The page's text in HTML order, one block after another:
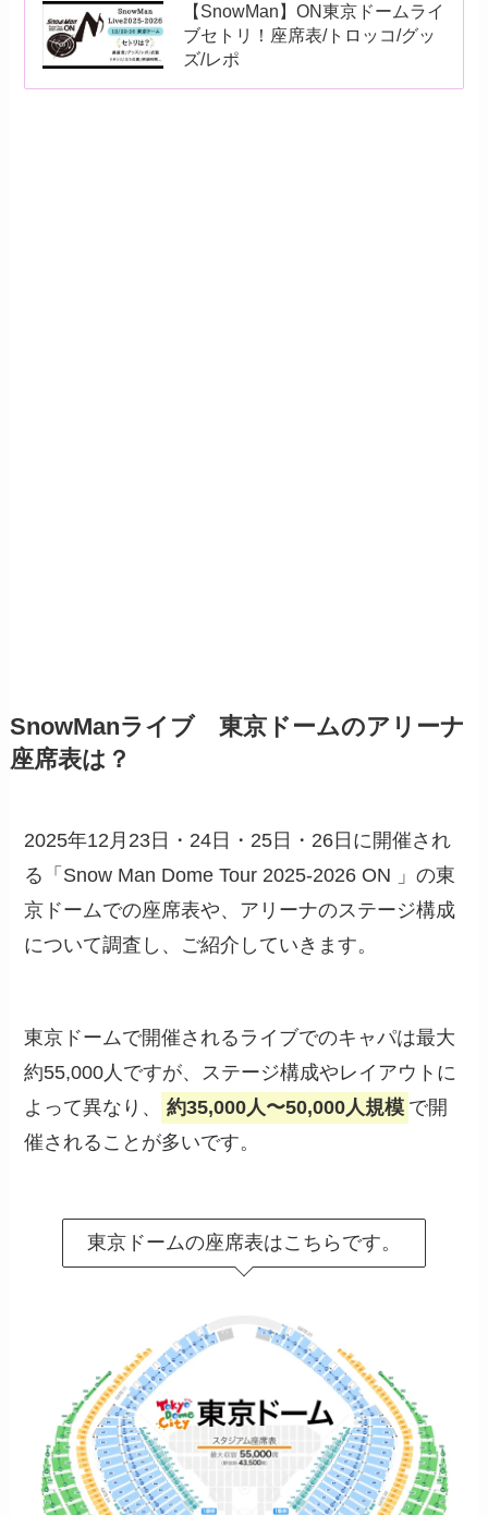
【SnowMan】ON東京ドームライ
ブセトリ！座席表/トロッコ/グッ
ズ/レポ
SnowManライブ 東京ドームのアリーナ
座席表は？
2025年12月23日・24日・25日・26日に開催され
る「Snow Man Dome Tour 2025-2026 ON 」の東
京ドームでの座席表や、アリーナのステージ構成
について調査し、ご紹介していきます。
東京ドームで開催されるライブでのキャパは最大
約55,000人ですが、ステージ構成やレイアウトに
よって異なり、
約35,000人〜50,000人規模 で開
催されることが多いです。
東京ドームの座席表はこちらです。